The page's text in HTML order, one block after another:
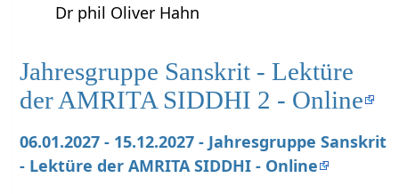
Dr phil Oliver Hahn
Jahresgruppe Sanskrit - Lektüre
der AMRITA SIDDHI 2 - Online
06.01.2027 - 15.12.2027 - Jahresgruppe Sanskrit
- Lektüre der AMRITA SIDDHI - Online